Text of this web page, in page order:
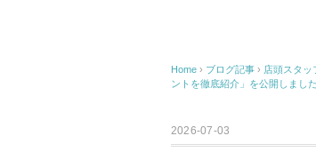
Home › ブログ記事 › 店頭スタッ
ントを徹底紹介」を公開しました
2026-07-03